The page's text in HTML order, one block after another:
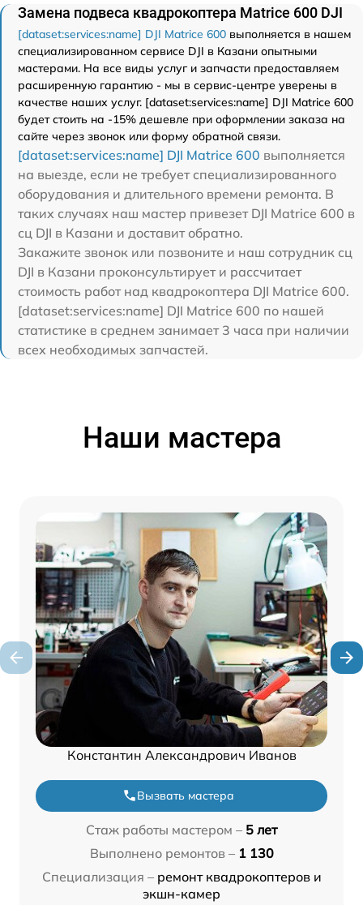
Замена подвеса квадрокоптера Matrice 600 DJI
[dataset:services:name] DJI Matrice 600 выполняется в нашем
специализированном сервисе DJI в Казани опытными
мастерами. На все виды услуг и запчасти предоставляем
расширенную гарантию - мы в сервис-центре уверены в
качестве наших услуг. [dataset:services:name] DJI Matrice 600
будет стоить на -15% дешевле при оформлении заказа на
сайте через звонок или форму обратной связи.
[dataset:services:name] DJI Matrice 600 выполняется
на выезде, если не требует специализированного
оборудования и длительного времени ремонта. В
таких случаях наш мастер привезет DJI Matrice 600 в
сц DJI в Казани и доставит обратно.
Закажите звонок или позвоните и наш сотрудник сц
DJI в Казани проконсультирует и рассчитает
стоимость работ над квадрокоптера DJI Matrice 600.
[dataset:services:name] DJI Matrice 600 по нашей
статистике в среднем занимает 3 часа при наличии
всех необходимых запчастей.
Наши мастера
Константин Александрович Иванов
Вызвать мастера
Стаж работы мастером – 5 лет
Выполнено ремонтов – 1 130
Специализация – ремонт квадрокоптеров и
экшн-камер